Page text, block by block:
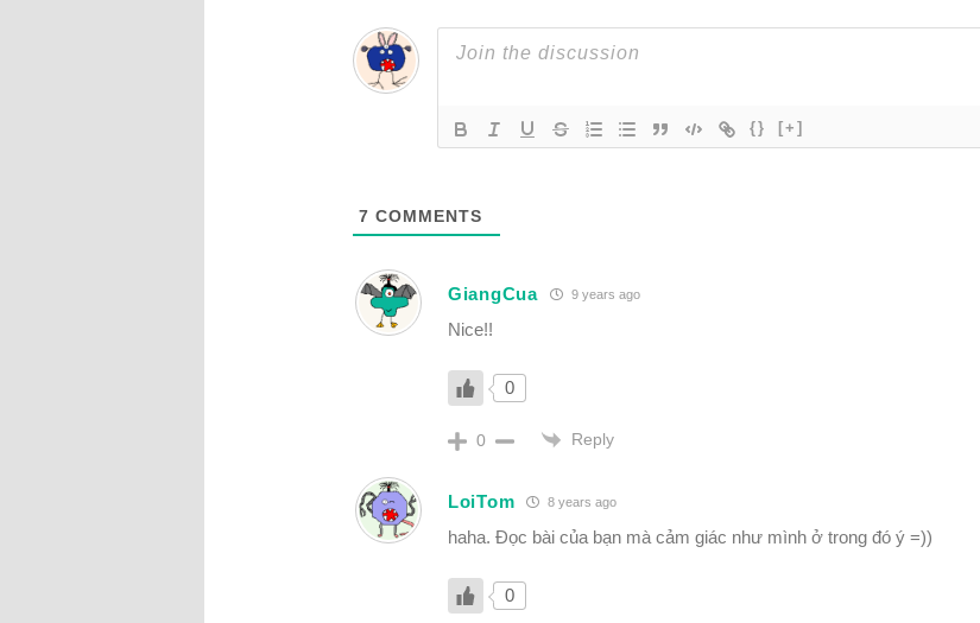
{} [+]
7 COMMENTS
GiangCua 9 years ago
Nice!!
0
0 Reply
LoiTom 8 years ago
haha. Đọc bài của bạn mà cảm giác như mình ở trong đó ý =))
0